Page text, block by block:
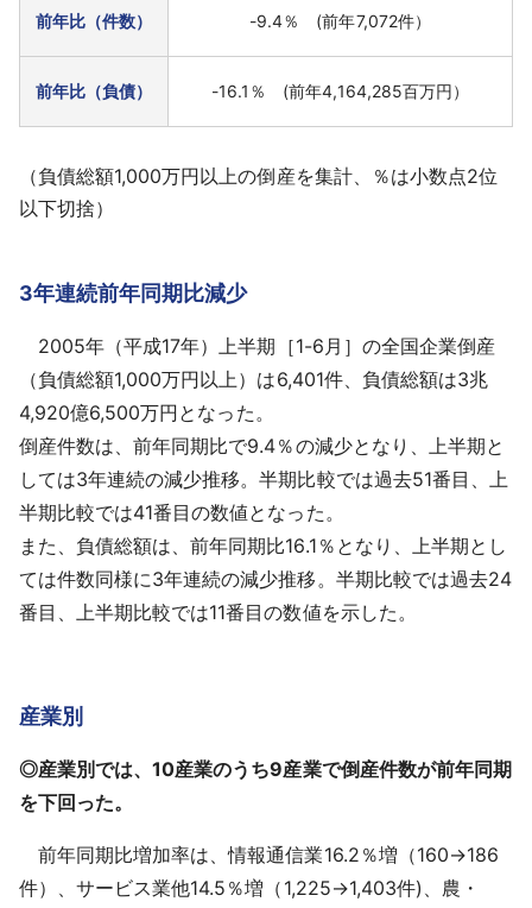
前年比（件数） -9.4％ (前年7,072件）
前年比（負債） -16.1％ (前年4,164,285百万円）
（負債総額1,000万円以上の倒産を集計、％は小数点2位
以下切捨）
3年連続前年同期比減少
2005年（平成17年）上半期［1-6月］の全国企業倒産
（負債総額1,000万円以上）は6,401件、負債総額は3兆
4,920億6,500万円となった。
倒産件数は、前年同期比で9.4％の減少となり、上半期と
しては3年連続の減少推移。半期比較では過去51番目、上
半期比較では41番目の数値となった。
また、負債総額は、前年同期比16.1％となり、上半期とし
ては件数同様に3年連続の減少推移。半期比較では過去24
番目、上半期比較では11番目の数値を示した。
産業別
◎産業別では、10産業のうち9産業で倒産件数が前年同期
を下回った。
前年同期比増加率は、情報通信業16.2％増（160→186
件）、サービス業他14.5％増（1,225→1,403件)、農・